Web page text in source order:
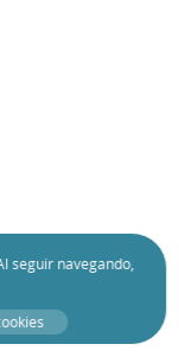
seguir navegando,